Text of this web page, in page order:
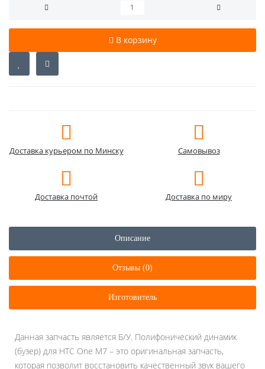
В корзину
Доставка курьером по Минску Самовывоз
Доставка почтой Доставка по миру
Описание
Отзывы (0)
Изготовитель
Данная запчасть является Б/У. Полифонический динамик
(бузер) для HTC One M7 – это оригинальная запчасть,
которая позволит восстановить качественный звук вашего